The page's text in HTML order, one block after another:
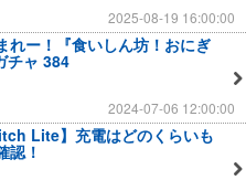
2025-08-19 16:00:00
れー！『食いしん坊！おにぎ
チャ 384
2024-07-06 12:00:00
Lite】充電はどのくらいも
認！